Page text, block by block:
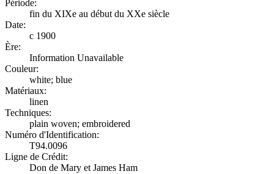
Période:
fin du XIXe au début du XXe siècle
Date:
c 1900
Ère:
Information Unavailable
Couleur:
white; blue
Matériaux:
linen
Techniques:
plain woven; embroidered
Numéro d'Identification:
T94.0096
Ligne de Crédit:
Don de Mary et James Ham